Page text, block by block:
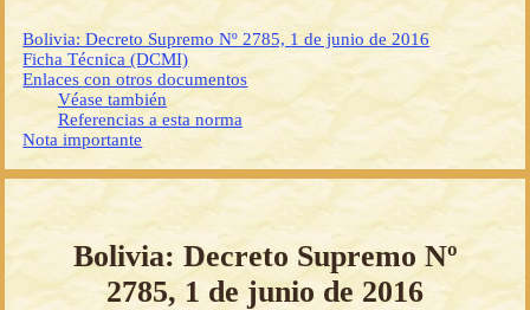
Bolivia: Decreto Supremo Nº 2785, 1 de junio de 2016
Ficha Técnica (DCMI)
Enlaces con otros documentos
Véase también
Referencias a esta norma
Nota importante
Bolivia: Decreto Supremo Nº
2785, 1 de junio de 2016